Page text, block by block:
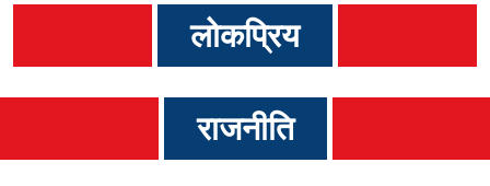
लोकप्रिय
राजनीति